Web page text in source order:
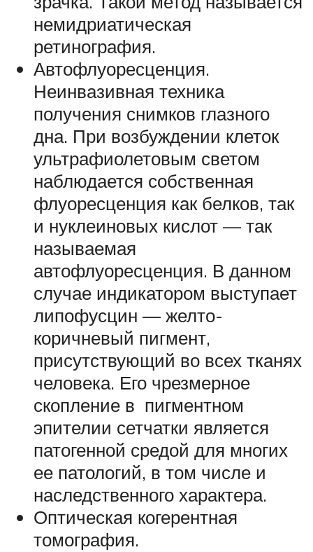
немидриатическая
ретинография.
Автофлуоресценция.
Неинвазивная техника
получения снимков глазного
дна. При возбуждении клеток
ультрафиолетовым светом
наблюдается собственная
флуоресценция как белков, так
и нуклеиновых кислот — так
называемая
автофлуоресценция. В данном
случае индикатором выступает
липофусцин — желто-
коричневый пигмент,
присутствующий во всех тканях
человека. Его чрезмерное
скопление в пигментном
эпителии сетчатки является
патогенной средой для многих
ее патологий, в том числе и
наследственного характера.
Оптическая когерентная
томография.